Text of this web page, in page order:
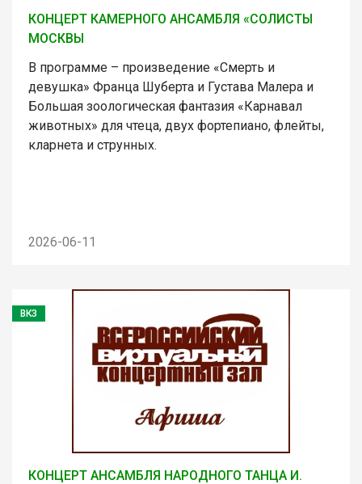
КОНЦЕРТ КАМЕРНОГО АНСАМБЛЯ «СОЛИСТЫ
МОСКВЫ
В программе – произведение «Смерть и
девушка» Франца Шуберта и Густава Малера и
Большая зоологическая фантазия «Карнавал
животных» для чтеца, двух фортепиано, флейты,
кларнета и струнных.
2026-06-11
ВКЗ
КОНЦЕРТ АНСАМБЛЯ НАРОДНОГО ТАНЦА И.